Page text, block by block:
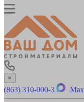
×
(863) 310-000-3 Max